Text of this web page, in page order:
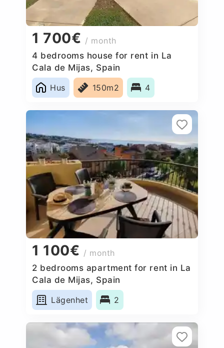
1 700€ / month
4 bedrooms house for rent in La
Cala de Mijas, Spain
Hus
150m2 4
1 100€ / month
2 bedrooms apartment for rent in La
Cala de Mijas, Spain
Lägenhet
2